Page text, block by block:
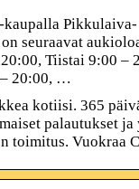
kaupalla Pikkulaiva-
seuraavat
Tiistai 9:00 –
20:00, …
kotiisi. 365
palautukset
toimitus. Vuokraa